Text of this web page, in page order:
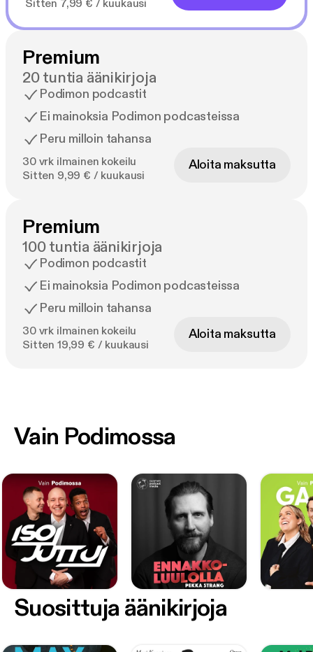
Sitten 7,99 € / kuukausi
Premium
20 tuntia äänikirjoja
Podimon podcastit
Ei mainoksia Podimon podcasteissa
Peru milloin tahansa
30 vrk ilmainen kokeilu
Sitten 9,99 € / kuukausi
Aloita maksutta
Premium
100 tuntia äänikirjoja
Podimon podcastit
Ei mainoksia Podimon podcasteissa
Peru milloin tahansa
30 vrk ilmainen kokeilu
Sitten 19,99 € / kuukausi
Aloita maksutta
Vain Podimossa
Suosittuja äänikirjoja